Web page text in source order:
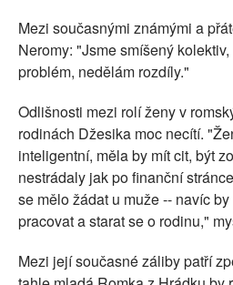
Mezi současnými známými a
Neromy: "Jsme smíšený
problém, nedělám rozdíly."
Odlišnosti mezi rolí ženy v
rodinách Džesika moc necítí.
inteligentní, měla by mít cit, být
nestrádaly jak po finanční
se mělo žádat u muže -- navíc
pracovat a starat se o rodinu,"
Mezi její současné záliby patří